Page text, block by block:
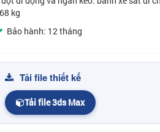
kg
Bảo hành: 12 tháng
Tải file thiết kế
Tải file 3ds Max